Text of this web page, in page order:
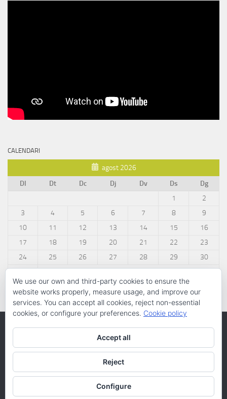
CALENDARI
agost 2026
Dl
Dt Dc Dj Dv Ds
Dg
1
2
3
4 5 6 7 8
9
10
11 12 13 14 15
16
17
18 19 20 21 22
23
24
25 26 27 28 29
30
« març
We use our own and third-party cookies to ensure the
website works properly, measure usage, and improve our
services. You can accept all cookies, reject non-essential
cookies, or configure your preferences. Cookie policy
Accept all
Reject
Configure